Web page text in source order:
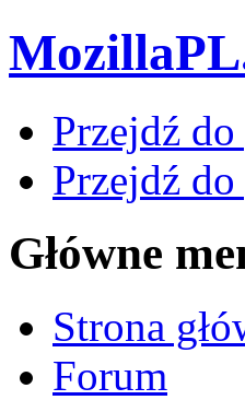
Przejdź
Przejdź
Główne
Strona
Forum